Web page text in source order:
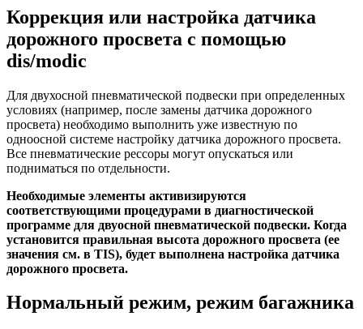
Коррекция или настройка датчика
дорожного просвета с помощью
dis/modic
Для двухосной пневматической подвески при определенных
условиях (например, после замены датчика дорожного
просвета) необходимо выполнить уже известную по
одноосной системе настройку датчика дорожного просвета.
Все пневматические рессоры могут опускаться или
подниматься по отдельности.
Необходимые элементы активизируются
соответствующими процедурами в диагностической
программе для двуосной пневматической подвески. Когда
установится правильная высота дорожного просвета (ее
значения см. в TIS), будет выполнена настройка датчика
дорожного просвета.
Нормальный режим, режим багажника